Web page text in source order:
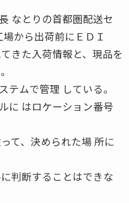
なとりの首都圏配送セ
場から出荷前にＥＤＩ
きた入荷情報と、現品を
テムで管理 している。
に はロケーション番号
て、決められた場 所に
判断することはできな